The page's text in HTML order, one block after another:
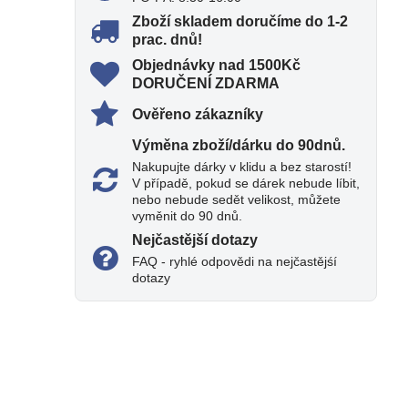
Zboží skladem doručíme do 1-2
prac​. dnů!
Objednávky nad 1500Kč
DORUČENÍ ZDARMA
Ověřeno zákazníky
Výměna zboží/dárku do 90dnů​.
Nakupujte dárky v klidu a bez starostí!
V případě, pokud se dárek nebude líbit,
nebo nebude sedět velikost, můžete
vyměnit do 90 dnů.
Nejčastější dotazy
FAQ - ryhlé odpovědi na nejčastějśí
dotazy